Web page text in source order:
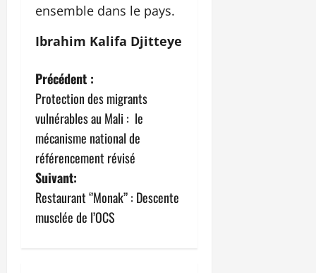
ensemble dans le pays.
Ibrahim Kalifa Djitteye
N
a
v
i
g
a
Précédent :
Protection des migrants
vulnérables au Mali : le
mécanisme national de
référencement révisé
Suivant:
Restaurant ‘’Monak’’ : Descente
musclée de l’OCS